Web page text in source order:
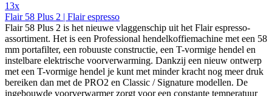
13x
Flair 58 Plus 2 | Flair espresso
Flair 58 Plus 2 is het nieuwe vlaggenschip uit het Flair espresso-
assortiment. Het is een Professional hendelkoffiemachine met een 58
mm portafilter, een robuuste constructie, een T-vormige hendel en
instelbare elektrische voorverwarming. Dankzij een nieuw ontwerp
met een T-vormige hendel je kunt met minder kracht nog meer druk
bereiken dan met de PRO2 en Classic / Signature modellen. De
ingebouwde voorverwarmer zorgt voor een constante temperatuur